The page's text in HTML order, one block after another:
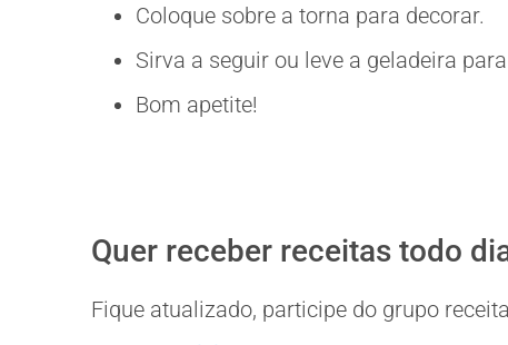
Coloque sobre a torna para decorar.
Sirva a seguir ou leve a geladeira
Bom apetite!
Quer receber receitas todo
Fique atualizado, participe do grupo